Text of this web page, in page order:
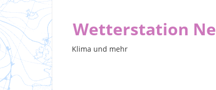
Inhalt
springenWetterstation
Klima und mehr